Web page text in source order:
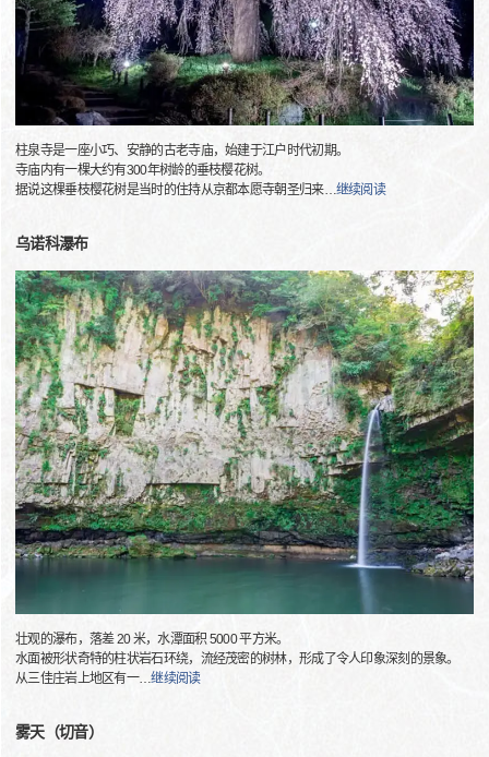
柱泉寺是一座小巧、安静的古老寺庙，始建于江户时代初期。
寺庙内有一棵大约有300年树龄的垂枝樱花树。
据说这棵垂枝樱花树是当时的住持从京都本愿寺朝圣归来…继续阅读
乌诺科瀑布
壮观的瀑布，落差 20 米，水潭面积 5000 平方米。
水面被形状奇特的柱状岩石环绕，流经茂密的树林，形成了令人印象深刻的景象。
从三佳庄岩上地区有一…继续阅读
雾天（切音）